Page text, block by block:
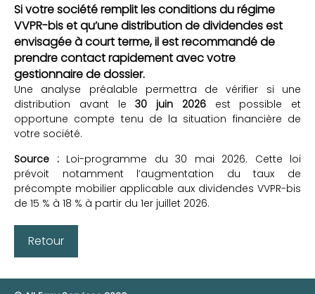
Si votre société remplit les conditions du régime
VVPR-bis et qu’une distribution de dividendes est
envisagée à court terme, il est recommandé de
prendre contact rapidement avec votre
gestionnaire de dossier.
Une analyse préalable permettra de vérifier si une
distribution avant le30 juin 2026est possible et
opportune compte tenu de la situation financière de
votre société.
Source :Loi-programme du 30 mai 2026. Cette loi
prévoit notamment l’augmentation du taux de
précompte mobilier applicable aux dividendes VVPR-bis
de 15 % à 18 % à partir du 1er juillet 2026.
Retour